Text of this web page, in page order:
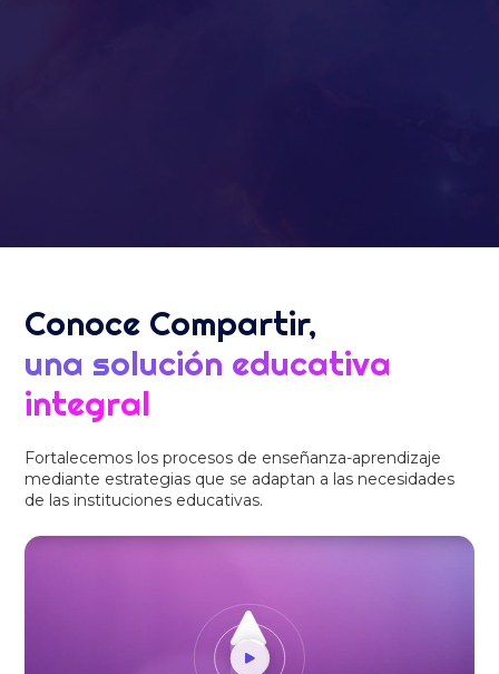
Conoce Compartir,
una solución educativa
integral
Fortalecemos los procesos de enseñanza-aprendizaje
mediante estrategias que se adaptan a las necesidades
de las instituciones educativas.